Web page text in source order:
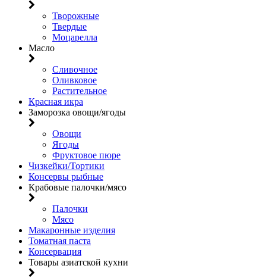
Творожные
Твердые
Моцарелла
Масло
Сливочное
Оливковое
Растительное
Красная икра
Заморозка овощи/ягоды
Овощи
Ягоды
Фруктовое пюре
Чизкейки/Тортики
Консервы рыбные
Крабовые палочки/мясо
Палочки
Мясо
Макаронные изделия
Томатная паста
Консервация
Товары азиатской кухни